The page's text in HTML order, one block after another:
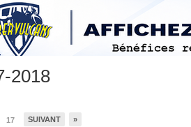
2018
17 SUIVANT »